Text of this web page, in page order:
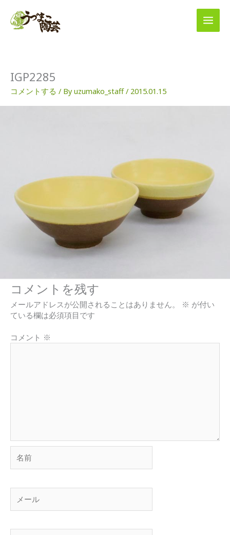
IGP2285
コメントする / Byuzumako_staff/ 2015.01.15
コメントを残す
メールアドレスが公開されることはありません。 ※ が付い
ている欄は必須項目です
コメント ※
前
ー
ル